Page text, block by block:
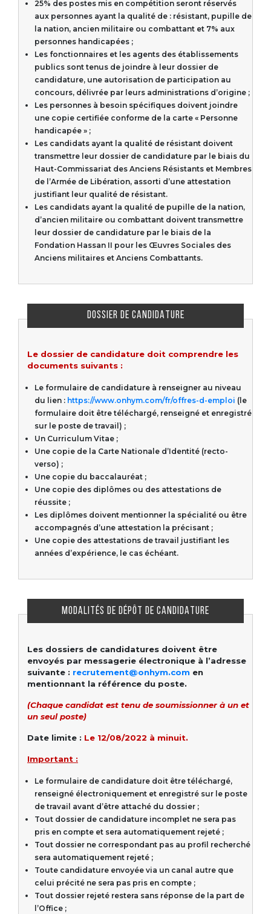
25% des postes mis en compétition seront réservés
aux personnes ayant la qualité de : résistant, pupille de
la nation, ancien militaire ou combattant et 7% aux
personnes handicapées ;
Les fonctionnaires et les agents des établissements
publics sont tenus de joindre à leur dossier de
candidature, une autorisation de participation au
concours, délivrée par leurs administrations d’origine ;
Les personnes à besoin spécifiques doivent joindre
une copie certifiée conforme de la carte « Personne
handicapée » ;
Les candidats ayant la qualité de résistant doivent
transmettre leur dossier de candidature par le biais du
Haut-Commissariat des Anciens Résistants et Membres
de l’Armée de Libération, assorti d’une attestation
justifiant leur qualité de résistant.
Les candidats ayant la qualité de pupille de la nation,
d’ancien militaire ou combattant doivent transmettre
leur dossier de candidature par le biais de la
Fondation Hassan II pour les Œuvres Sociales des
Anciens militaires et Anciens Combattants.
DOSSIER DE CANDIDATURE
Le dossier de candidature doit comprendre les
documents suivants :
Le formulaire de candidature à renseigner au niveau
du lien : https://www.onhym.com/fr/offres-d-emploi (le
formulaire doit être téléchargé, renseigné et enregistré
sur le poste de travail) ;
Un Curriculum Vitae ;
Une copie de la Carte Nationale d’Identité (recto-
verso) ;
Une copie du baccalauréat ;
Une copie des diplômes ou des attestations de
réussite ;
Les diplômes doivent mentionner la spécialité ou être
accompagnés d’une attestation la précisant ;
Une copie des attestations de travail justifiant les
années d’expérience, le cas échéant.
MODALITÉS DE DÉPÔT DE CANDIDATURE
Les dossiers de candidatures doivent être
envoyés par messagerie électronique à l’adresse
suivante : recrutement@onhym.com en
mentionnant la référence du poste.
(Chaque candidat est tenu de soumissionner à un et
un seul poste)
Date limite : Le 12/08/2022 à minuit.
Important :
Le formulaire de candidature doit être téléchargé,
renseigné électroniquement et enregistré sur le poste
de travail avant d’être attaché du dossier ;
Tout dossier de candidature incomplet ne sera pas
pris en compte et sera automatiquement rejeté ;
Tout dossier ne correspondant pas au profil recherché
sera automatiquement rejeté ;
Toute candidature envoyée via un canal autre que
celui précité ne sera pas pris en compte ;
Tout dossier rejeté restera sans réponse de la part de
l’Office ;